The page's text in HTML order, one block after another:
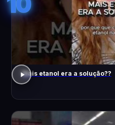
Mais etanol era a solução??